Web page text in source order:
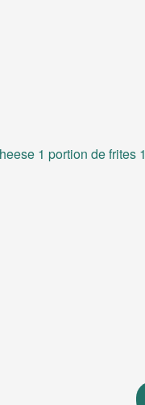
1 portion de frites 1